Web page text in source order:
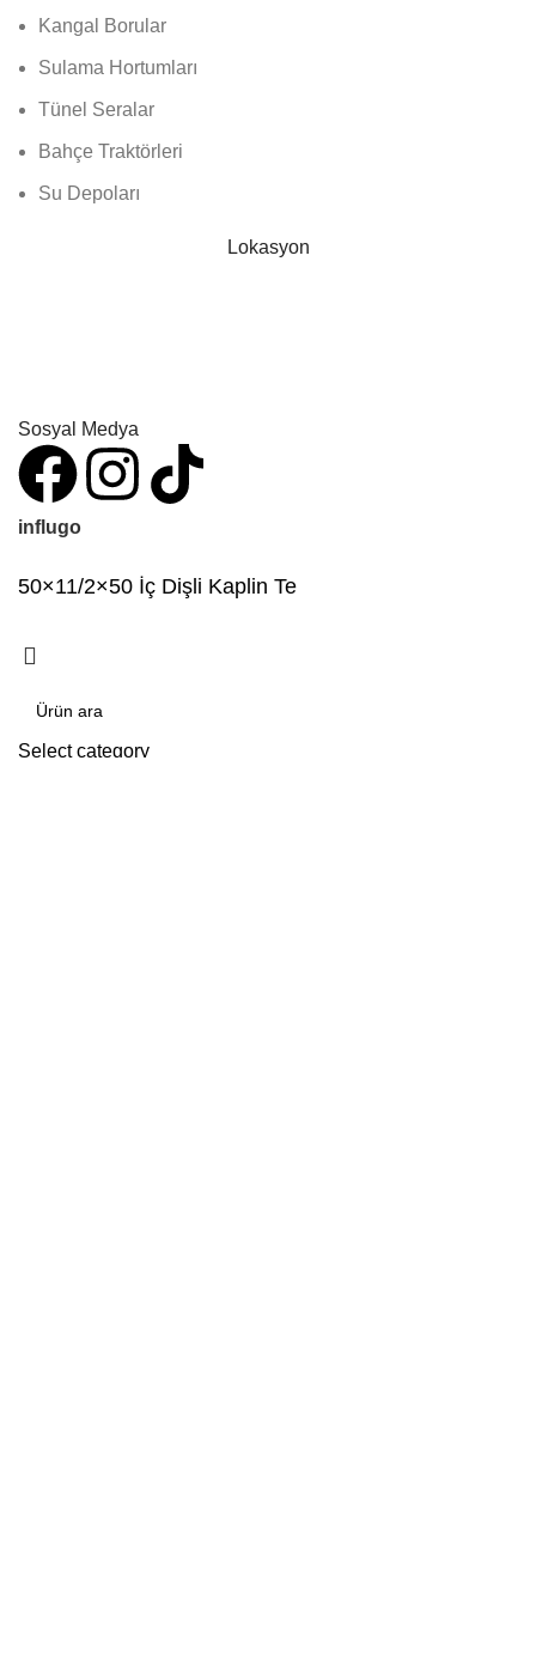
Kangal Borular
Sulama Hortumları
Tünel Seralar
Bahçe Traktörleri
Su Depoları
Lokasyon
Sosyal Medya
influgo
50×11/2×50 İç Dişli Kaplin Te
Select category